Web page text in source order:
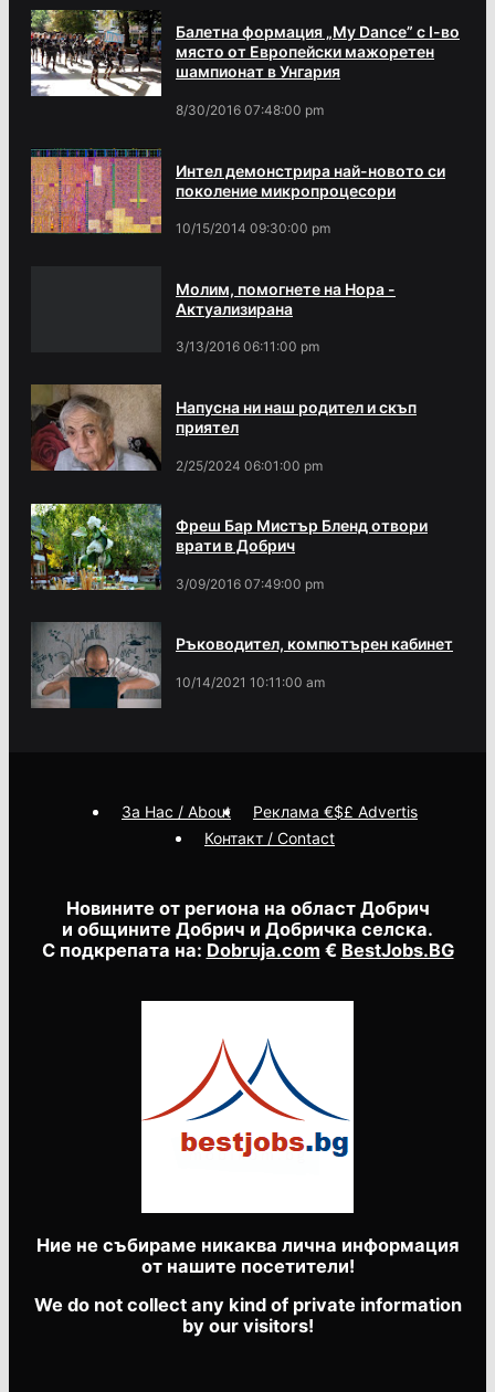
Балетна формация „My Dance” с І-во
място от Европейски мажоретен
шампионат в Унгария
8/30/2016 07:48:00 pm
Интел демонстрира най-новото си
поколение микропроцесори
10/15/2014 09:30:00 pm
Молим, помогнете на Нора -
Актуализирана
3/13/2016 06:11:00 pm
Напусна ни наш родител и скъп
приятел
2/25/2024 06:01:00 pm
Фреш Бар Мистър Бленд отвори
врати в Добрич
3/09/2016 07:49:00 pm
Ръководител, компютърен кабинет
10/14/2021 10:11:00 am
Новините от региона на област Добрич
и общините Добрич и Добричка селска.
С подкрепата на: Dobruja.com € BestJobs.BG
Ние не събираме никаква лична информация
от нашите посетители!
We do not collect any kind of private information
by our visitors!
За Нас / About
Реклама €$£ Advertis
Контакт / Contact